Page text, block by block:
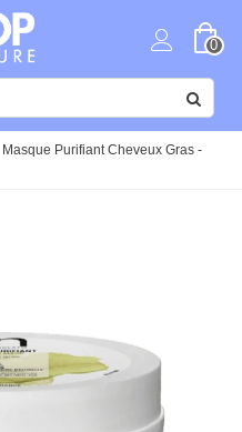
0
Masque Purifiant Cheveux Gras -